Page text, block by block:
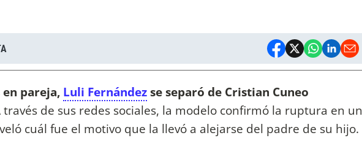
en pareja, Luli Fernándezse separó de Cristian Cuneo
través de sus redes sociales, la modelo confirmó la ruptura en un
cuál fue el motivo que la llevó a alejarse del padre de su hijo.